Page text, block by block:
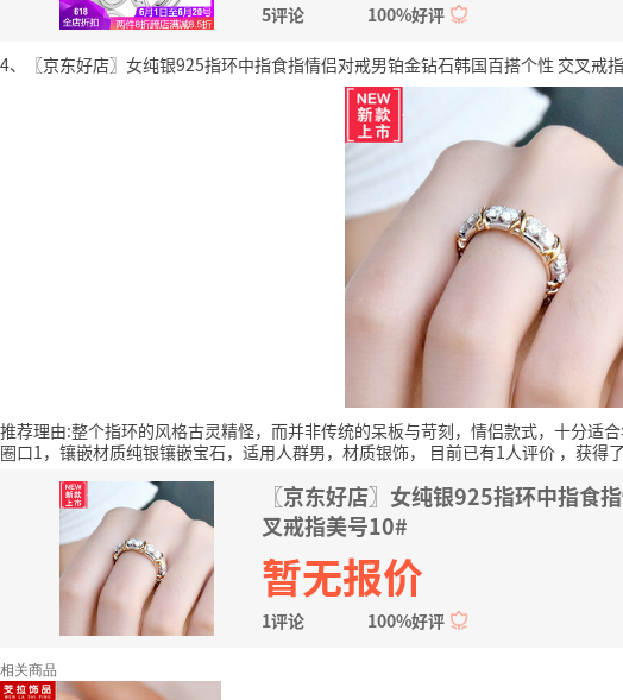
5评论 100%好评
4、〖京东好店〗女纯银925指环中指食指情侣对戒男铂金钻石韩国百搭个性 交叉戒
推荐理由:整个指环的风格古灵精怪，而并非传统的呆板与苛刻，情侣款式，十分适
圈口1，镶嵌材质纯银镶嵌宝石，适用人群男，材质银饰，
目前已有1人评价 ，获得
〖京东好店〗女纯银925指环中指食
叉戒指美号10#
暂无报价
1评论 100%好评
相关商品